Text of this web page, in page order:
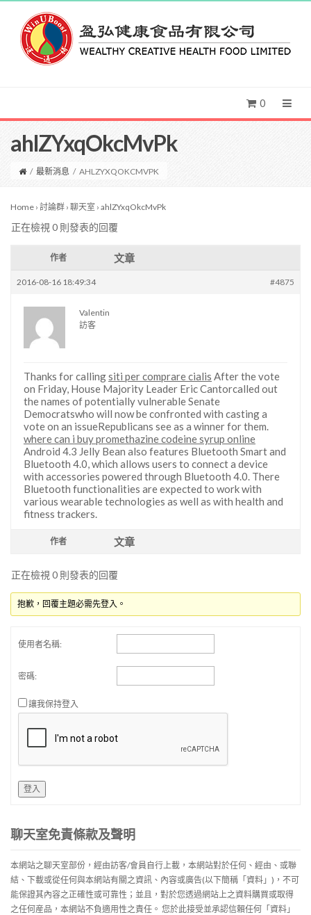
0
ahlZYxqOkcMvPk
/ 最新消息 / AHLZYXQOKCMVPK
Home › 討論群 › 聊天室 › ahlZYxqOkcMvPk
正在檢視 0 則發表的回覆
作者 文章
2016-08-16 18:49:34 #4875
Valentin
訪客
Thanks for callingsiti per comprare cialis After the vote
on Friday, House Majority Leader Eric Cantorcalled out
the names of potentially vulnerable Senate
Democratswho will now be confronted with casting a
vote on an issueRepublicans see as a winner for them.
where can i buy promethazine codeine syrup online
Android 4.3 Jelly Bean also features Bluetooth Smart and
Bluetooth 4.0, which allows users to connect a device
with accessories powered through Bluetooth 4.0. There
Bluetooth functionalities are expected to work with
various wearable technologies as well as with health and
fitness trackers.
作者 文章
正在檢視 0 則發表的回覆
抱歉，回覆主題必需先登入。
使用者名稱:
密碼:
讓我保持登入
登入
聊天室免責條款及聲明
本網站之聊天室部份，經由訪客/會員自行上載，本網站對於任何、經由、或聯
結、下載或從任何與本網站有關之資訊、內容或廣告(以下簡稱「資料」)，不可
能保證其內容之正確性或可靠性；並且，對於您透過網站上之資料購買或取得
之任何産品，本網站不負適用性之責任。 您於此接受並承認信賴任何「資料」